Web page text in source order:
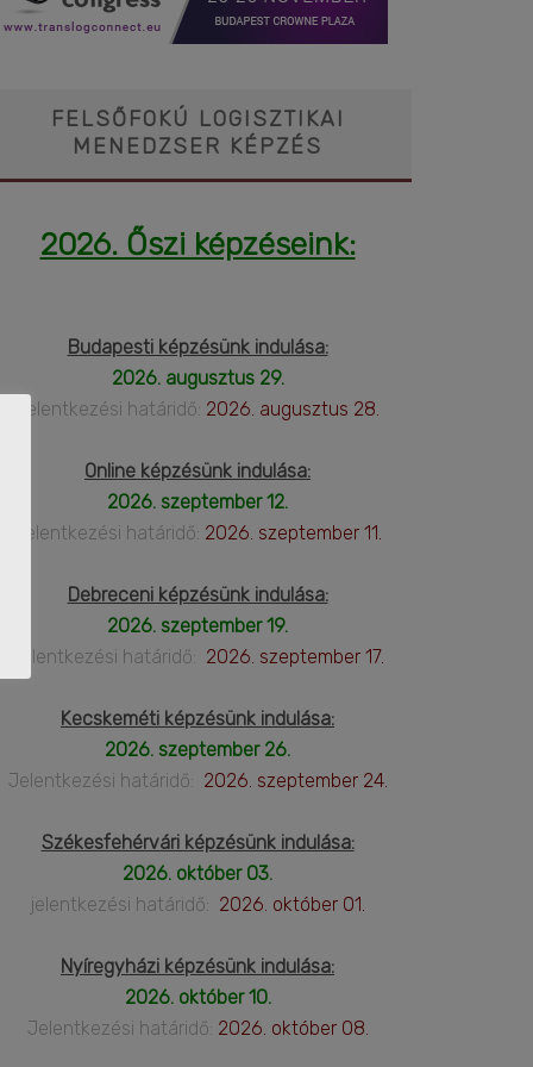
FELSŐFOKÚ LOGISZTIKAI
MENEDZSER KÉPZÉS
2026. Őszi képzéseink:
Budapesti képzésünk indulása:
2026. augusztus 29.
Jelentkezési határidő: 2026. augusztus 28.
Online képzésünk indulása:
2026. szeptember 12.
Jelentkezési határidő: 2026. szeptember 11.
Debreceni képzésünk indulása:
2026. szeptember 19.
Jelentkezési határidő: 2026. szeptember 17.
Kecskeméti képzésünk indulása:
2026. szeptember 26.
Jelentkezési határidő: 2026. szeptember 24.
Székesfehérvári képzésünk indulása:
2026. október 03.
jelentkezési határidő: 2026. október 01.
Nyíregyházi képzésünk indulása:
2026. október 10.
Jelentkezési határidő: 2026. október 08.